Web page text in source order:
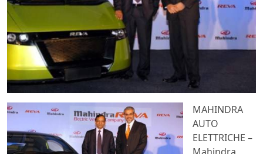
MAHINDRA
AUTO
ELETTRICHE –